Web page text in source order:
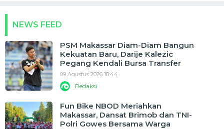
NEWS FEED
PSM Makassar Diam-Diam Bangun
Kekuatan Baru, Darije Kalezic
Pegang Kendali Bursa Transfer
09 Agustus 2026 18:44
Redaksi
Fun Bike NBOD Meriahkan
Makassar, Dansat Brimob dan TNI-
Polri Gowes Bersama Warga